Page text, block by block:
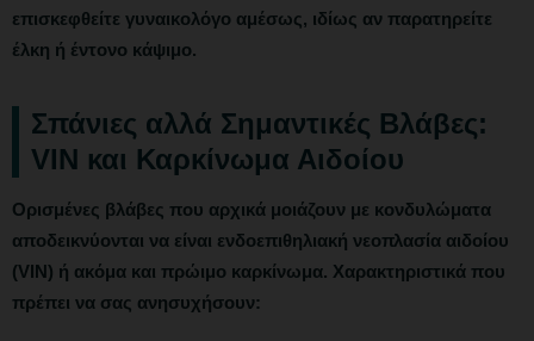
επισκεφθείτε γυναικολόγο αμέσως, ιδίως αν παρατηρείτε
έλκη ή έντονο κάψιμο.
Σπάνιες αλλά Σημαντικές Βλάβες:
VIN και Καρκίνωμα Αιδοίου
Ορισμένες βλάβες που αρχικά μοιάζουν με κονδυλώματα
αποδεικνύονται να είναι ενδοεπιθηλιακή νεοπλασία αιδοίου
(VIN) ή ακόμα και πρώιμο καρκίνωμα. Χαρακτηριστικά που
πρέπει να σας ανησυχήσουν: